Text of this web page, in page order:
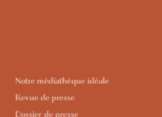
Notre médiathèque idéale
Revue de presse
Dossier de presse